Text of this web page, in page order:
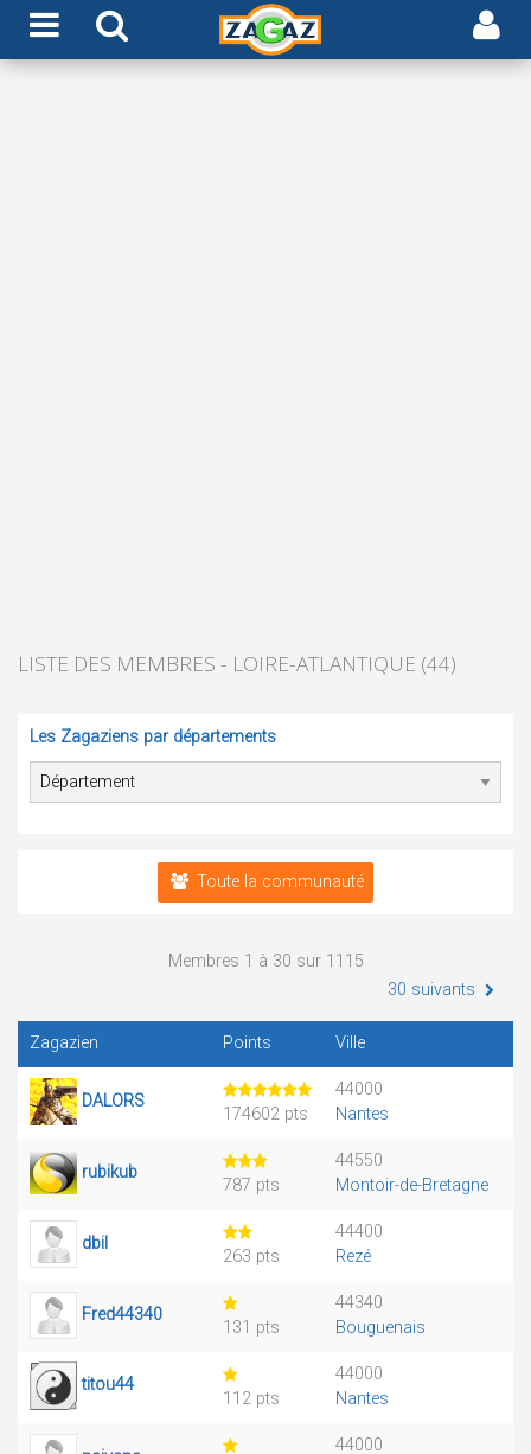
LISTE DES MEMBRES - LOIRE-ATLANTIQUE (44)
Les Zagaziens par départements
Toute la communauté
Membres 1 à 30 sur 1115
30 suivants
Zagazien Points Ville
DALORS
174602 pts
44000
Nantes
rubikub
787 pts
44550
Montoir-de-Bretagne
dbil
263 pts
44400
Rezé
Fred44340
131 pts
44340
Bouguenais
titou44
112 pts
44000
Nantes
44000